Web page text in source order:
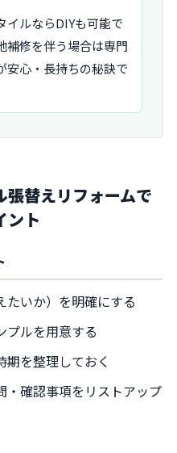
イルならDIYも可能で
補修を伴う場合は専門
安心・長持ちの秘訣で
替えリフォームで
ント
たいか）を明確にする
プルを用意する
を整理しておく
・確認事項をリストアップ